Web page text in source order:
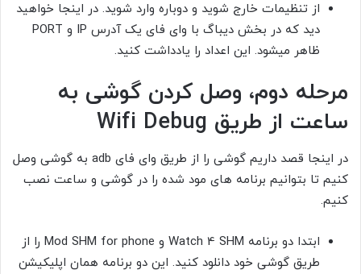
از تنظیمات خارج شوید و دوباره وارد شوید. در اینجا خواهید
دید که در بخش دیباگ با وای فای یک آدرس IP و PORT
ظاهر میشود. این اعداد را یادداشت کنید.
مرحله دوم، وصل کردن گوشی به
ساعت از طریق Wifi Debug
در اینجا قصد داریم گوشی را از طریق وای فای adb به گوشی وصل
کنیم تا بتوانیم برنامه های مود شده را در گوشی و ساعت نصب
کنیم.
ابتدا دو برنامه Watch 4 SHM و Mod SHM for phone را از
طریق گوشی خود دانلود کنید. این دو برنامه همان اپلیکیشن